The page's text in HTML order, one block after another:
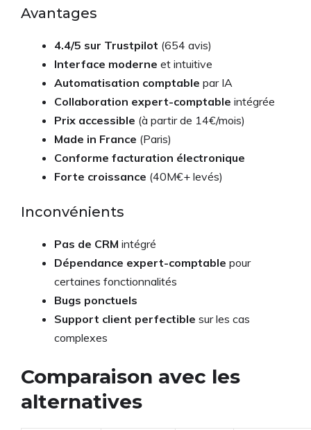
Avantages
4.4/5 sur Trustpilot (654 avis)
Interface moderne et intuitive
Automatisation comptable par IA
Collaboration expert-comptable intégrée
Prix accessible (à partir de 14€/mois)
Made in France (Paris)
Conforme facturation électronique
Forte croissance (40M€+ levés)
Inconvénients
Pas de CRM intégré
Dépendance expert-comptable pour
certaines fonctionnalités
Bugs ponctuels
Support client perfectible sur les cas
complexes
Comparaison avec les
alternatives